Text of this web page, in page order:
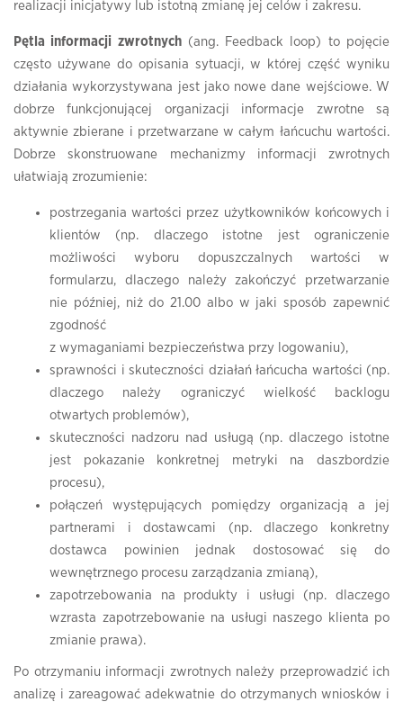
realizacji inicjatywy lub istotną zmianę jej celów i zakresu.
Pętla informacji zwrotnych(ang. Feedback loop) to pojęcie
często używane do opisania sytuacji, w której część wyniku
działania wykorzystywana jest jako nowe dane wejściowe. W
dobrze funkcjonującej organizacji informacje zwrotne są
aktywnie zbierane i przetwarzane w całym łańcuchu wartości.
Dobrze skonstruowane mechanizmy informacji zwrotnych
ułatwiają zrozumienie:
postrzegania wartości przez użytkowników końcowych i
klientów (np. dlaczego istotne jest ograniczenie
możliwości wyboru dopuszczalnych wartości w
formularzu, dlaczego należy zakończyć przetwarzanie
nie później, niż do 21.00 albo w jaki sposób zapewnić
zgodność
z wymaganiami bezpieczeństwa przy logowaniu),
sprawności i skuteczności działań łańcucha wartości (np.
dlaczego należy ograniczyć wielkość backlogu
otwartych problemów),
skuteczności nadzoru nad usługą (np. dlaczego istotne
jest pokazanie konkretnej metryki na daszbordzie
procesu),
połączeń występujących pomiędzy organizacją a jej
partnerami i dostawcami (np. dlaczego konkretny
dostawca powinien jednak dostosować się do
wewnętrznego procesu zarządzania zmianą),
zapotrzebowania na produkty i usługi (np. dlaczego
wzrasta zapotrzebowanie na usługi naszego klienta po
zmianie prawa).
Po otrzymaniu informacji zwrotnych należy przeprowadzić ich
analizę i zareagować adekwatnie do otrzymanych wniosków i